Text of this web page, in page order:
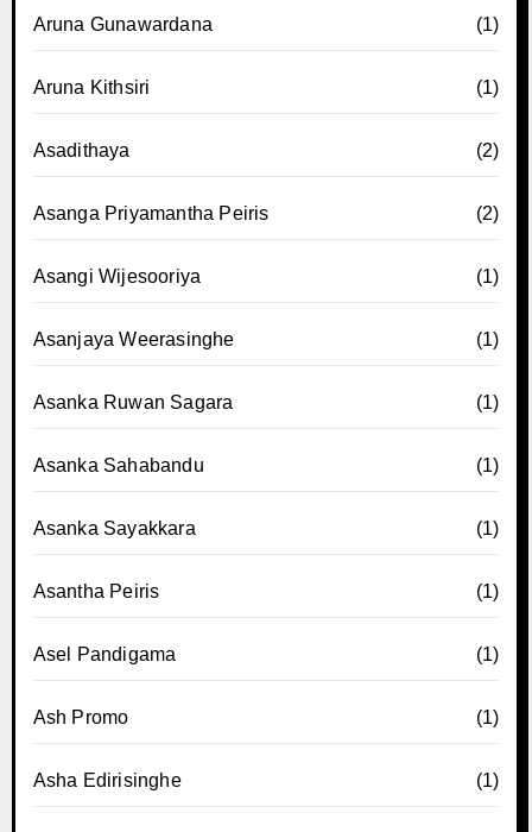
Aruna Gunawardana (1)
Aruna Kithsiri (1)
Asadithaya (2)
Asanga Priyamantha Peiris (2)
Asangi Wijesooriya (1)
Asanjaya Weerasinghe (1)
Asanka Ruwan Sagara (1)
Asanka Sahabandu (1)
Asanka Sayakkara (1)
Asantha Peiris (1)
Asel Pandigama (1)
Ash Promo (1)
Asha Edirisinghe (1)